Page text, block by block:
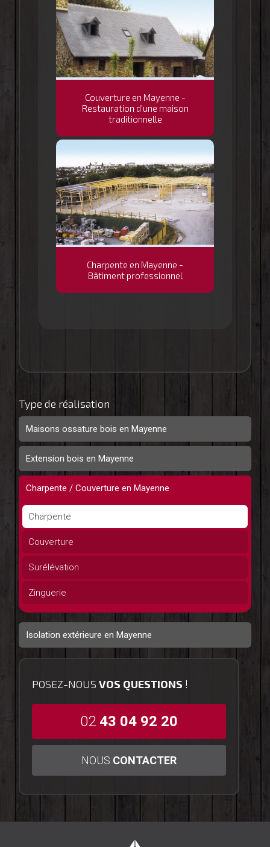
Couverture en Mayenne -
Restauration d'une maison
traditionnelle
Charpente en Mayenne -
Bâtiment professionnel
Type de réalisation
Maisons ossature bois en Mayenne
Extension bois en Mayenne
Charpente / Couverture en Mayenne
Charpente
Couverture
Surélévation
Zinguerie
Isolation extérieure en Mayenne
POSEZ-NOUSVOS QUESTIONS !
02 43 04 92 20
NOUS CONTACTER